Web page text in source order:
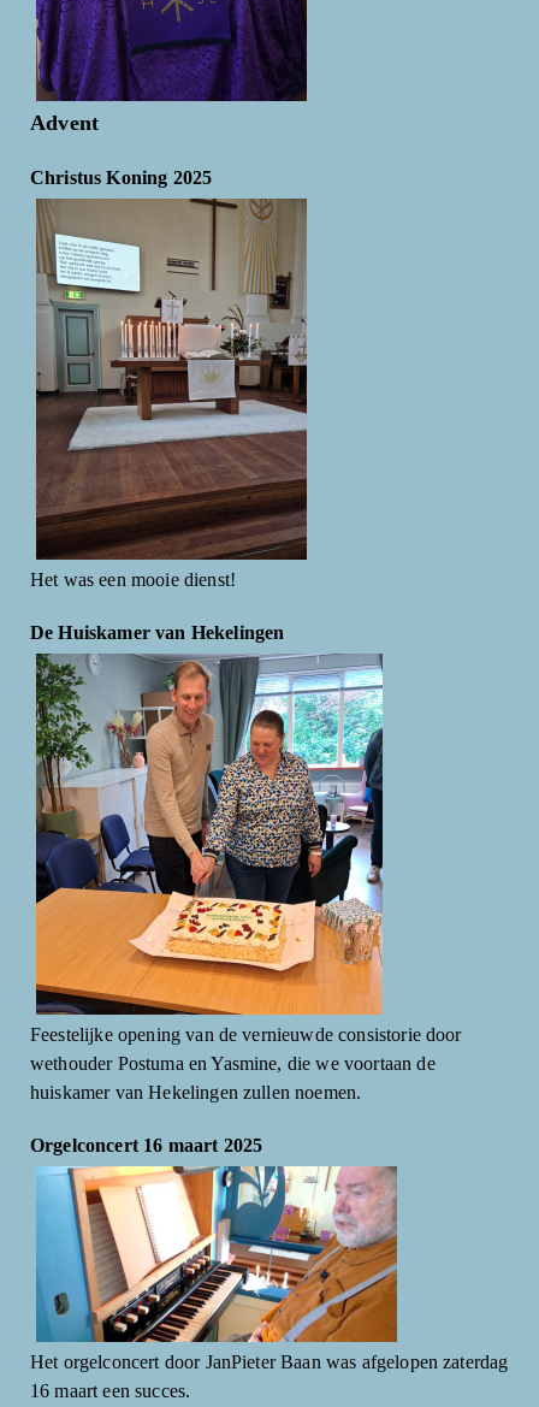
Advent
Christus Koning 2025
Het was een mooie dienst!
De Huiskamer van Hekelingen
Feestelijke opening van de vernieuwde consistorie door
wethouder Postuma en Yasmine, die we voortaan de
huiskamer van Hekelingen zullen noemen.
Orgelconcert 16 maart 2025
Het orgelconcert door JanPieter Baan was afgelopen zaterdag
16 maart een succes.